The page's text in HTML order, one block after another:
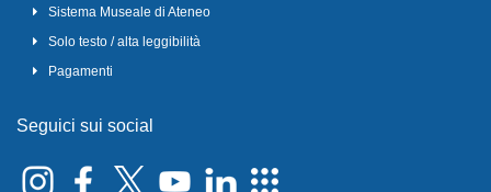
Sistema Museale di Ateneo
Solo testo / alta leggibilità
Pagamenti
Seguici sui social